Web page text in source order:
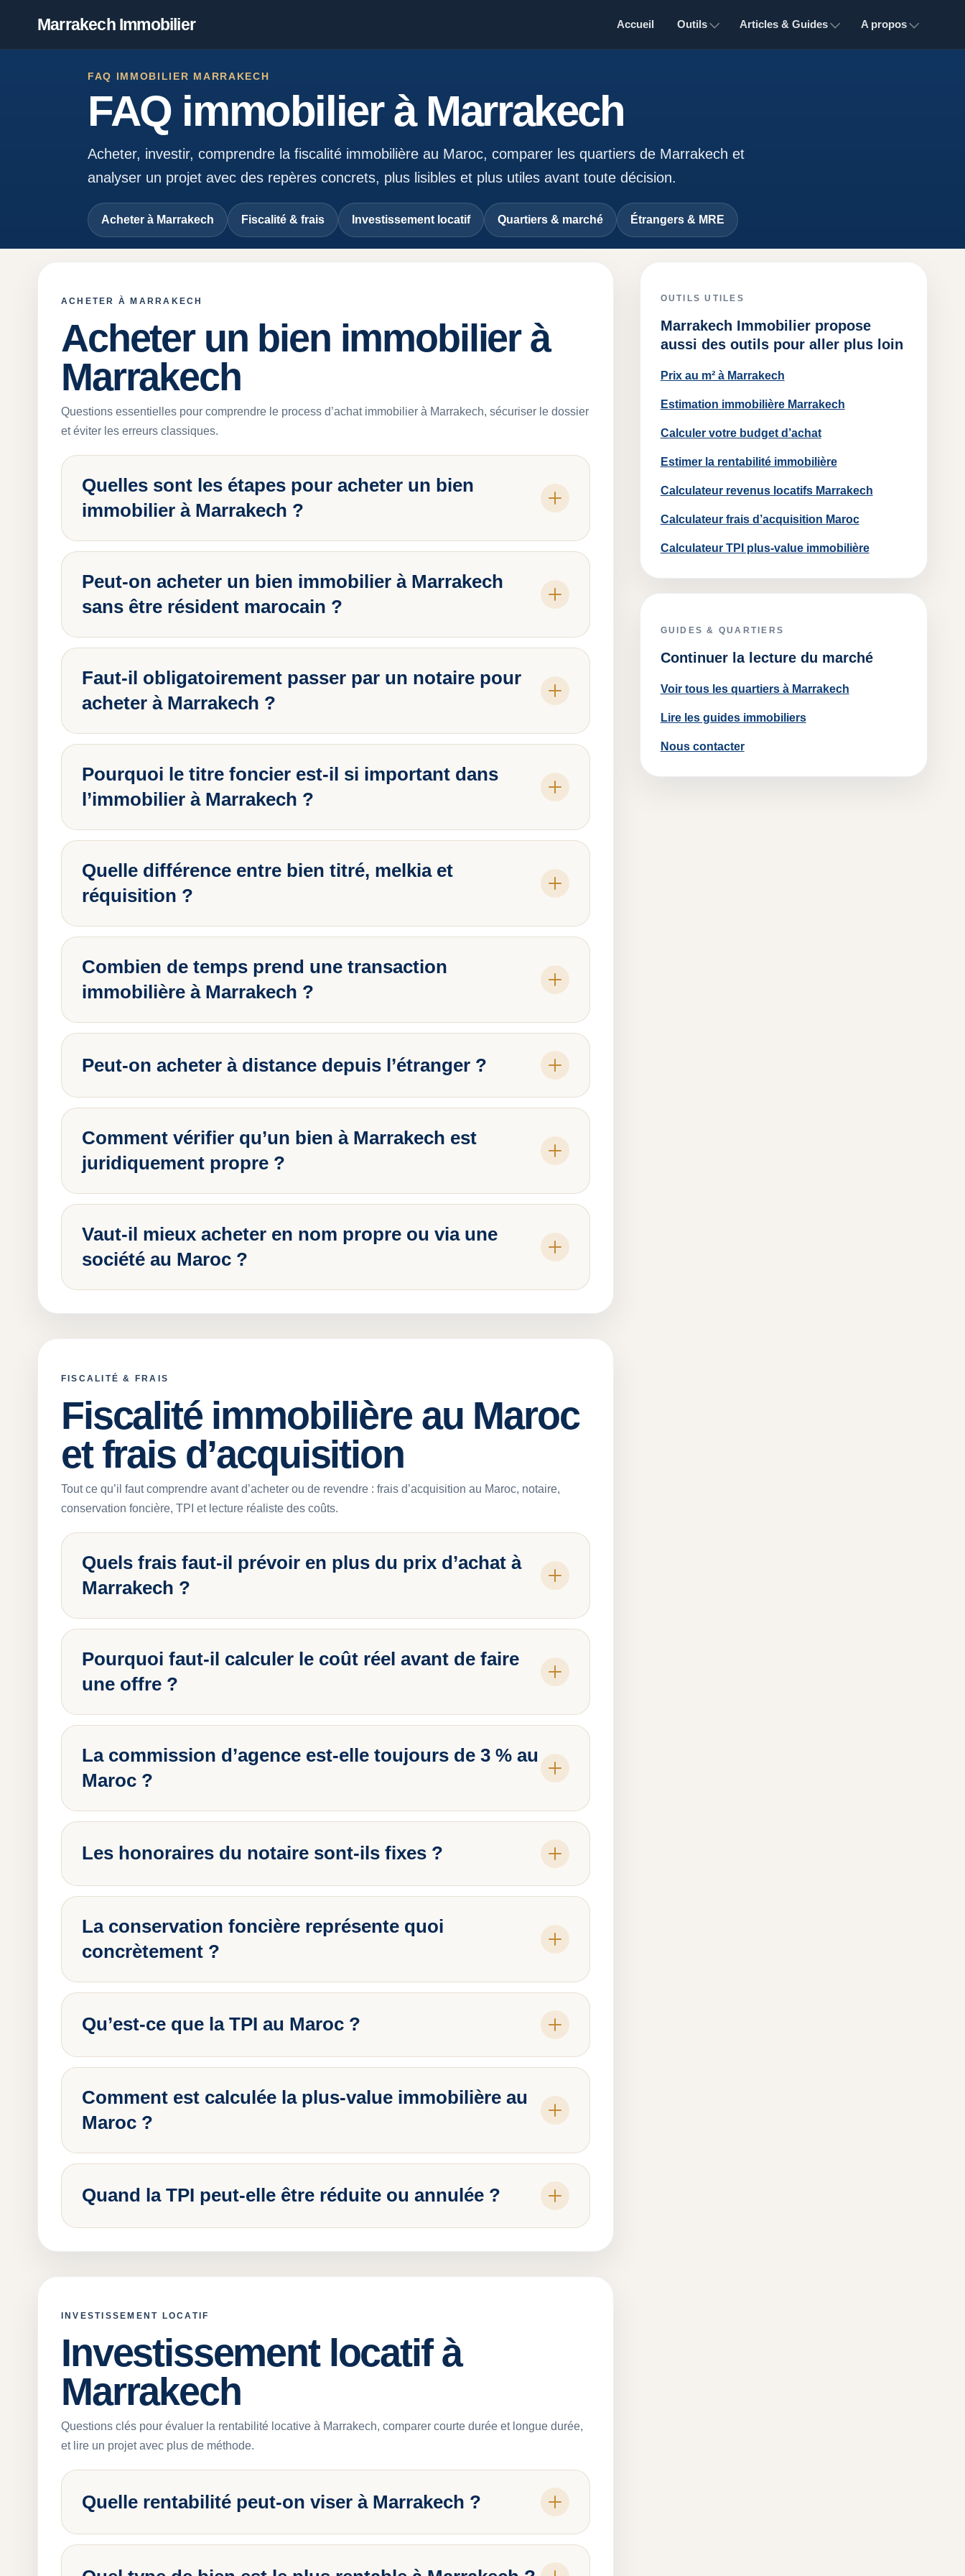
Marrakech Immobilier Accueil Outils Articles & Guides A propos
FAQ IMMOBILIER MARRAKECH
FAQ immobilier à Marrakech
Acheter, investir, comprendre la fiscalité immobilière au Maroc, comparer les quartiers de Marrakech et
analyser un projet avec des repères concrets, plus lisibles et plus utiles avant toute décision.
Acheter à Marrakech Fiscalité & frais Investissement locatif Quartiers & marché Étrangers & MRE
ACHETER À MARRAKECH
Acheter un bien immobilier à
Marrakech
Questions essentielles pour comprendre le process d’achat immobilier à Marrakech, sécuriser le dossier
et éviter les erreurs classiques.
Quelles sont les étapes pour acheter un bien
immobilier à Marrakech ?
Peut-on acheter un bien immobilier à Marrakech
sans être résident marocain ?
Faut-il obligatoirement passer par un notaire pour
acheter à Marrakech ?
Pourquoi le titre foncier est-il si important dans
l’immobilier à Marrakech ?
Quelle différence entre bien titré, melkia et
réquisition ?
Combien de temps prend une transaction
immobilière à Marrakech ?
Peut-on acheter à distance depuis l’étranger ?
Comment vérifier qu’un bien à Marrakech est
juridiquement propre ?
Vaut-il mieux acheter en nom propre ou via une
société au Maroc ?
FISCALITÉ & FRAIS
Fiscalité immobilière au Maroc
et frais d’acquisition
Tout ce qu’il faut comprendre avant d’acheter ou de revendre : frais d’acquisition au Maroc, notaire,
conservation foncière, TPI et lecture réaliste des coûts.
Quels frais faut-il prévoir en plus du prix d’achat à
Marrakech ?
Pourquoi faut-il calculer le coût réel avant de faire
une offre ?
La commission d’agence est-elle toujours de 3 % au
Maroc ?
Les honoraires du notaire sont-ils fixes ?
La conservation foncière représente quoi
concrètement ?
Qu’est-ce que la TPI au Maroc ?
Comment est calculée la plus-value immobilière au
Maroc ?
Quand la TPI peut-elle être réduite ou annulée ?
INVESTISSEMENT LOCATIF
Investissement locatif à
Marrakech
Questions clés pour évaluer la rentabilité locative à Marrakech, comparer courte durée et longue durée,
et lire un projet avec plus de méthode.
Quelle rentabilité peut-on viser à Marrakech ?
OUTILS UTILES
Marrakech Immobilier propose
aussi des outils pour aller plus loin
Prix au m² à Marrakech
Estimation immobilière Marrakech
Calculer votre budget d’achat
Estimer la rentabilité immobilière
Calculateur revenus locatifs Marrakech
Calculateur frais d’acquisition Maroc
Calculateur TPI plus-value immobilière
GUIDES & QUARTIERS
Continuer la lecture du marché
Voir tous les quartiers à Marrakech
Lire les guides immobiliers
Nous contacter